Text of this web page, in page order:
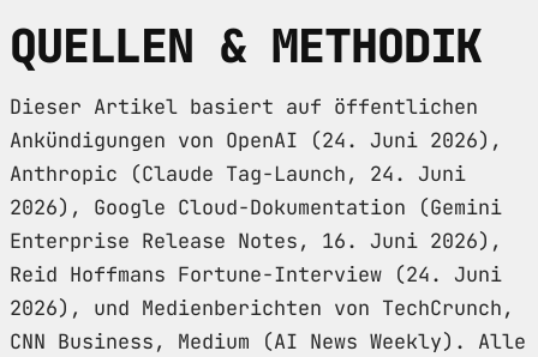
QUELLEN & METHODIK
Dieser Artikel basiert auf öffentlichen
Ankündigungen von OpenAI (24. Juni 2026),
Anthropic (Claude Tag-Launch, 24. Juni
2026), Google Cloud-Dokumentation (Gemini
Enterprise Release Notes, 16. Juni 2026),
Reid Hoffmans Fortune-Interview (24. Juni
2026), und Medienberichten von TechCrunch,
CNN Business, Medium (AI News Weekly). Alle